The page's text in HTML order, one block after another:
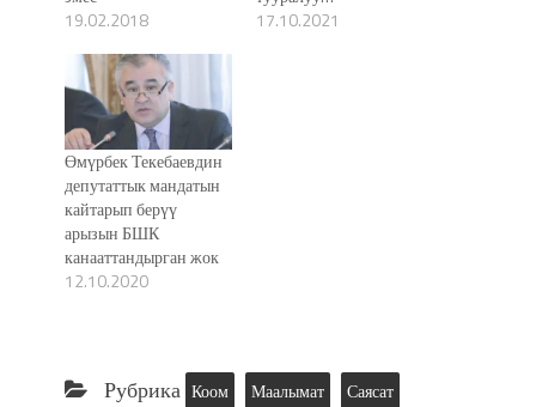
19.02.2018
17.10.2021
Өмүрбек Текебаевдин
депутаттык мандатын
кайтарып берүү
арызын БШК
канааттандырган жок
12.10.2020
Рубрика Коом Маалымат Саясат